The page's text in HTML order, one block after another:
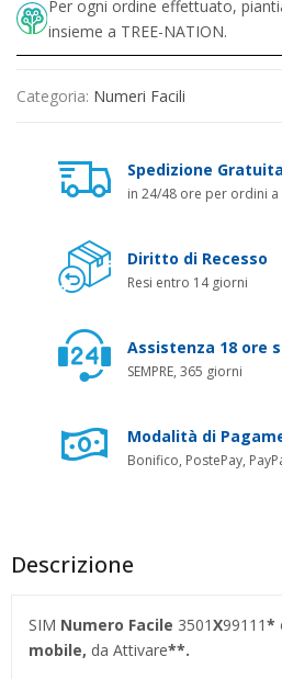
Per ogni ordine effettuato,
insieme a TREE-NATION.
Categoria: Numeri Facili
Spedizione
in 24/48 ore per ordini
Diritto di Recesso
Resi entro 14 giorni
Assistenza 18 ore
SEMPRE, 365 giorni
Modalità di
Bonifico, PostePay,
Descrizione
SIM Numero Facile 3501X99111*
mobile, da Attivare**.